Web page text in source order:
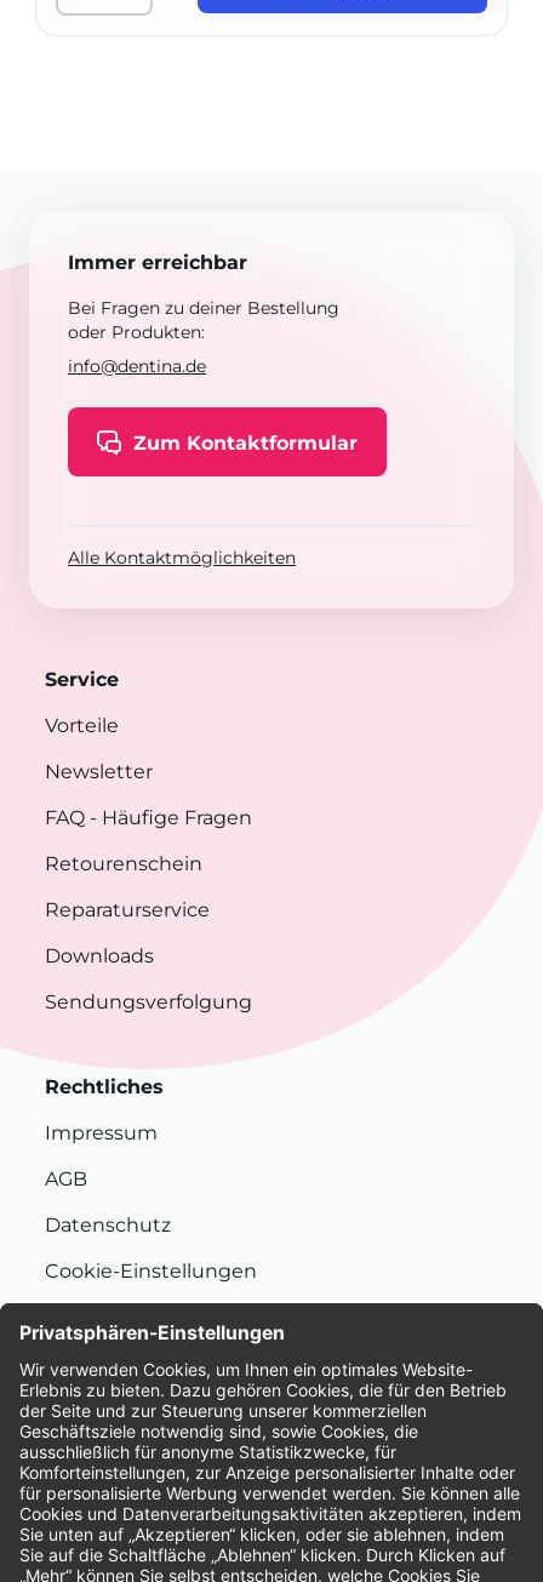
Immer erreichbar
Bei Fragen zu deiner Bestellung
oder Produkten:
info@dentina.de
Zum Kontaktformular
Alle Kontaktmöglichkeiten
Service
Vorteile
Newsletter
FAQ - Häufige Fragen
Retourenschein
Reparaturservice
Downloads
Sendungsverfolgung
Rechtliches
Impressum
AGB
Datenschutz
Cookie-Einstellungen
Bewertungen